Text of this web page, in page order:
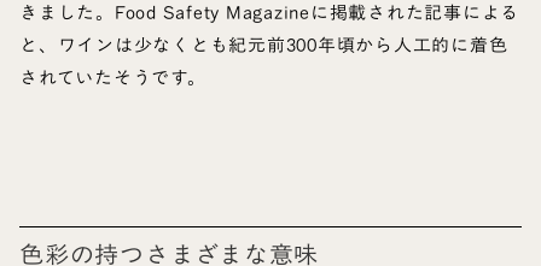
きました。Food Safety Magazineに掲載された記事による
と、ワインは少なくとも紀元前300年頃から人工的に着色
されていたそうです。
色彩の持つさまざまな意味